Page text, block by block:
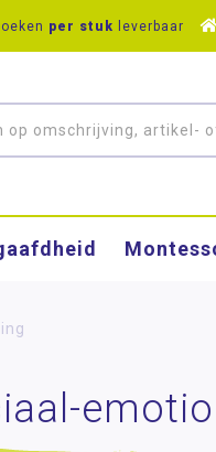
per stuk leverbaar